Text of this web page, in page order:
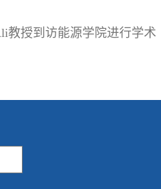
教授到访能源学院进行学术